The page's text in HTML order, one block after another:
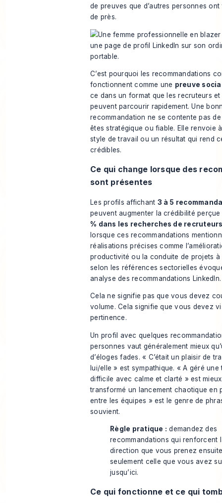
de preuves que d’autres personnes
de près.
C’est pourquoi les recommandations
fonctionnent comme une preuve
ce dans un format que les recruteurs
peuvent parcourir rapidement. Une
recommandation ne se contente pas
êtes stratégique ou fiable. Elle renvoie
style de travail ou un résultat qui rend
crédibles.
Ce qui change lorsque des
sont présentes
Les profils affichant 3 à 5
peuvent augmenter la crédibilité
% dans les recherches de
lorsque ces recommandations
réalisations précises comme
productivité ou la conduite de projets
selon les références sectorielles
analyse des recommandations LinkedIn.
Cela ne signifie pas que vous devez
volume. Cela signifie que vous devez
pertinence.
Un profil avec quelques
personnes vaut généralement mieux
d’éloges fades. « C’était un plaisir de
lui/elle » est sympathique. « A géré
difficile avec calme et clarté » est
transformé un lancement chaotique en
entre les équipes » est le genre de
souvient.
Règle pratique : demandez des
recommandations qui renforcent
direction que vous prenez
seulement celle que vous avez
jusqu’ici.
Ce qui fonctionne et ce qui